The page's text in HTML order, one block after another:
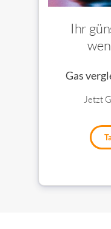
Ihr
Gas
Jetzt